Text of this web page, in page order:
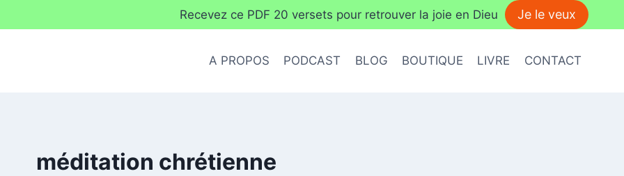
Recevez ce PDF 20 versets pour retrouver la joie en Dieu Je le veux
A PROPOS PODCAST BLOG BOUTIQUE LIVRE CONTACT
méditation chrétienne